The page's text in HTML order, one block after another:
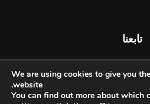
تابعنا
We are using cookies to give you
website.
You can find out more about which